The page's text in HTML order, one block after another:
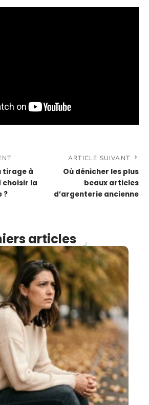
tirage à
choisir la
?
ARTICLE SUIVANT
Où dénicher les plus
beaux articles
d’argenterie ancienne
articles